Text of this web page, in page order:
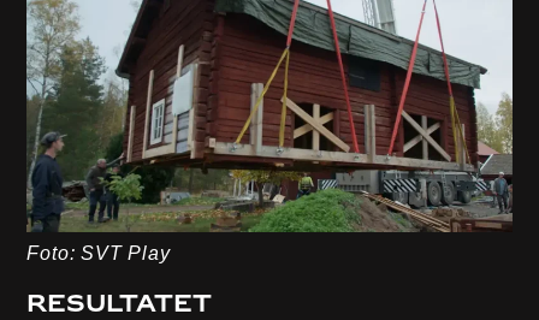
Foto: SVT Play
Resultatet